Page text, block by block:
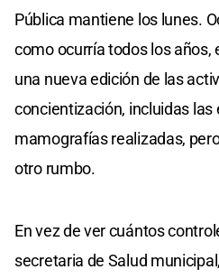
Pública mantiene los lunes.
como ocurría todos los años,
una nueva edición de las
concientización, incluidas las
mamografías realizadas,
otro rumbo.
En vez de ver cuántos
secretaria de Salud